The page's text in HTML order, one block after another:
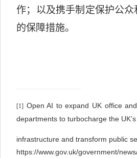
作；以及携手制定保护公
的保障措施。
[1] Open AI to expand UK office
departments to turbocharge the UK’s
infrastructure and transform public
https://www.gov.uk/government/